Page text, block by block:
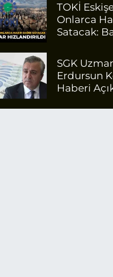
TOKİ
Onlarca
Satacak:
SGK
Erdursun
Haberi
İçin Net